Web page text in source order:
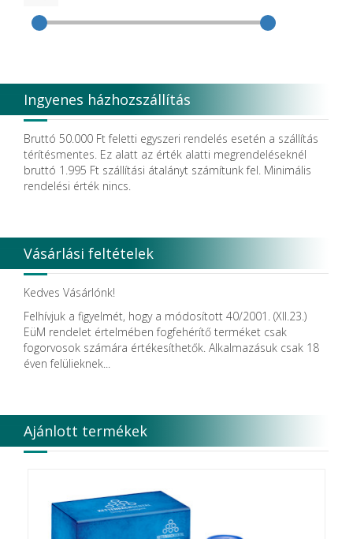
Coxo Medical Instrument Co. Ltd.
Degradable Solutions AG
DELTA RT.
Dendia GmbH
DenMat Holdings, LLC
Dental Film srl.
Dental Pacific
Dentis
Dentsply Sirona
Detax
DFS
DIADENT
DIRECTA AB
Discus Dental PHILIPS
DISPOTECH S.r.l.
DKL
DUX
Edelweiss Dentistry Products GmbH
Edenta
Enbio Group AG
Essity Higiene and Health AB
Ethicon
Ingyenes házhozszállítás
Bruttó 50.000 Ft feletti egyszeri rendelés esetén a szállítás
térítésmentes. Ez alatt az érték alatti megrendeléseknél
bruttó 1.995 Ft szállítási átalányt számítunk fel. Minimális
rendelési érték nincs.
Vásárlási feltételek
Kedves Vásárlónk!
Felhívjuk a figyelmét, hogy a módosított 40/2001. (XII.23.)
EüM rendelet értelmében fogfehérítő terméket csak
fogorvosok számára értékesíthetők. Alkalmazásuk csak 18
éven felülieknek...
Ajánlott termékek